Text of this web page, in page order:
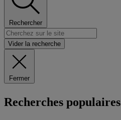
Rechercher
Vider la recherche
Fermer
Recherches populaires